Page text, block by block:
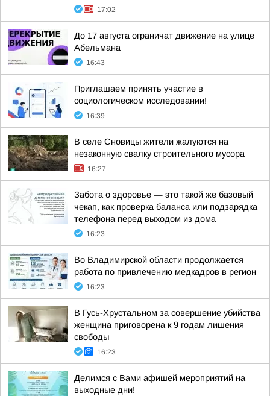
17:02
До 17 августа ограничат движение на улице
Абельмана
16:43
Приглашаем принять участие в
социологическом исследовании!
16:39
В селе Сновицы жители жалуются на
незаконную свалку строительного мусора
16:27
Забота о здоровье — это такой же базовый
чекап, как проверка баланса или подзарядка
телефона перед выходом из дома
16:23
Во Владимирской области продолжается
работа по привлечению медкадров в регион
16:23
В Гусь-Хрустальном за совершение убийства
женщина приговорена к 9 годам лишения
свободы
16:23
Делимся с Вами афишей мероприятий на
выходные дни!